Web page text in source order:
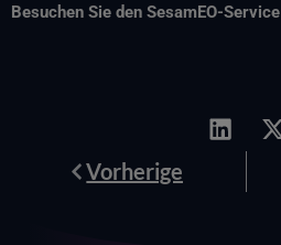
Besuchen Sie den SesamEO-Service
PrevVorherige